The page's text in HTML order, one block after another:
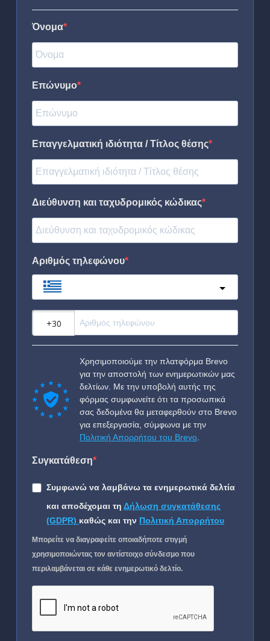
Όνομα
Επώνυμο
Επαγγελματική ιδιότητα / Τίτλος θέσης
Διεύθυνση και ταχυδρομικός κώδικας
Αριθμός τηλεφώνου
Χρησιμοποιούμε την πλατφόρμα Brevo
για την αποστολή των ενημερωτικών μας
δελτίων. Με την υποβολή αυτής της
φόρμας συμφωνείτε ότι τα προσωπικά
σας δεδομένα θα μεταφερθούν στο Brevo
για επεξεργασία, σύμφωνα με την
Πολιτική Απορρήτου του Brevo
Συγκατάθεση
Συμφωνώ να λαμβάνω τα ενημερωτικά δελτία
και αποδέχομαι τη Δήλωση συγκατάθεσης
(GDPR) καθώς και την Πολιτική Απορρήτου
Μπορείτε να διαγραφείτε οποιαδήποτε στιγμή
χρησιμοποιώντας τον αντίστοιχο σύνδεσμο που
περιλαμβάνεται σε κάθε ενημερωτικό δελτίο.